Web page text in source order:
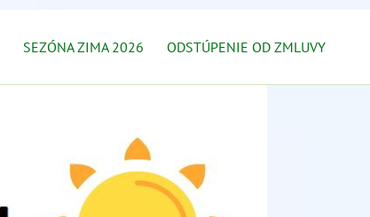
SEZÓNA ZIMA 2026 ODSTÚPENIE OD ZMLUVY